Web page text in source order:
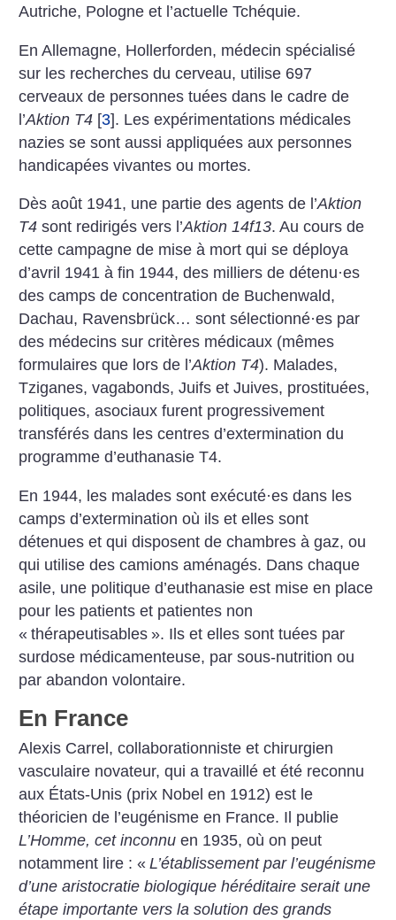
Autriche, Pologne et l’actuelle Tchéquie.
En Allemagne, Hollerforden, médecin spécialisé
sur les recherches du cerveau, utilise 697
cerveaux de personnes tuées dans le cadre de
l’Aktion T4 [3]. Les expérimentations médicales
nazies se sont aussi appliquées aux personnes
handicapées vivantes ou mortes.
Dès août 1941, une partie des agents de l’Aktion
T4 sont redirigés vers l’Aktion 14f13. Au cours de
cette campagne de mise à mort qui se déploya
d’avril 1941 à fin 1944, des milliers de détenu·es
des camps de concentration de Buchenwald,
Dachau, Ravensbrück… sont sélection­né·es par
des médecins sur critères médicaux (mêmes
formulaires que lors de l’Aktion T4). Malades,
Tziganes, vagabonds, Juifs et Juives, prostituées,
politiques, asociaux furent progressivement
transférés dans les centres d’extermination du
programme d’euthanasie T4.
En 1944, les malades sont ­exécuté·es dans les
camps d’extermination où ils et elles sont
détenues et qui disposent de chambres à gaz, ou
qui utilise des camions aménagés. Dans chaque
asile, une politique d’euthanasie est mise en place
pour les patients et patientes non
« thérapeutisables ». Ils et elles sont tuées par
surdose médicamenteuse, par sous-nutrition ou
par abandon volontaire.
En France
Alexis Carrel, collaborationniste et chirurgien
vasculaire novateur, qui a travaillé et été reconnu
aux États-Unis (prix Nobel en 1912) est le
théoricien de l’eugénisme en France. Il publie
L’Homme, cet inconnu en 1935, où on peut
notamment lire : « L’établissement par l’eugénisme
d’une aristocratie biologique héréditaire serait une
étape importante vers la solution des grands